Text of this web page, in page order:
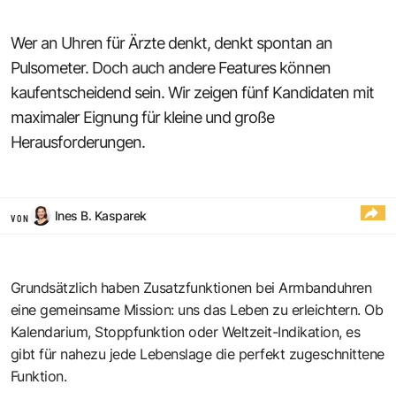
Wer an Uhren für Ärzte denkt, denkt spontan an
Pulsometer. Doch auch andere Features können
kaufentscheidend sein. Wir zeigen fünf Kandidaten mit
maximaler Eignung für kleine und große
Herausforderungen.
VON Ines B. Kasparek
Grundsätzlich haben Zusatzfunktionen bei Armbanduhren
eine gemeinsame Mission: uns das Leben zu erleichtern. Ob
Kalendarium, Stoppfunktion oder Weltzeit-Indikation, es
gibt für nahezu jede Lebenslage die perfekt zugeschnittene
Funktion.